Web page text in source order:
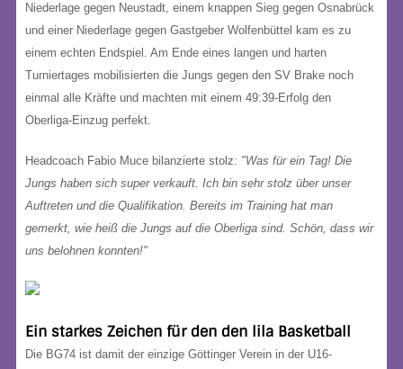
Niederlage gegen Neustadt, einem knappen Sieg gegen Osnabrück
und einer Niederlage gegen Gastgeber Wolfenbüttel kam es zu
einem echten Endspiel. Am Ende eines langen und harten
Turniertages mobilisierten die Jungs gegen den SV Brake noch
einmal alle Kräfte und machten mit einem 49:39-Erfolg den
Oberliga-Einzug perfekt.
Headcoach Fabio Muce bilanzierte stolz: "Was für ein Tag! Die
Jungs haben sich super verkauft. Ich bin sehr stolz über unser
Auftreten und die Qualifikation. Bereits im Training hat man
gemerkt, wie heiß die Jungs auf die Oberliga sind. Schön, dass wir
uns belohnen konnten!"
Ein starkes Zeichen für den den lila Basketball
Die BG74 ist damit der einzige Göttinger Verein in der U16-